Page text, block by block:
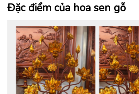
Đặc điểm của hoa sen gỗ